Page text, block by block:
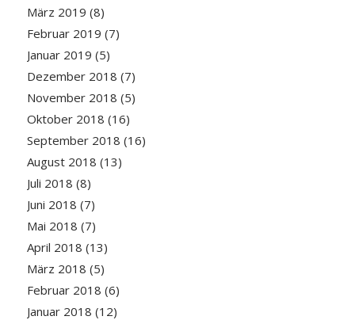
März 2019 (8)
Februar 2019 (7)
Januar 2019 (5)
Dezember 2018 (7)
November 2018 (5)
Oktober 2018 (16)
September 2018 (16)
August 2018 (13)
Juli 2018 (8)
Juni 2018 (7)
Mai 2018 (7)
April 2018 (13)
März 2018 (5)
Februar 2018 (6)
Januar 2018 (12)